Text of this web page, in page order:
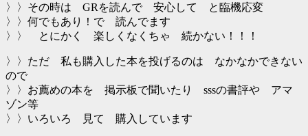
〉〉その時は GRを読んで 安心して と臨機応変
〉〉何でもあり！で 読んでます
〉〉 とにかく 楽しくなくちゃ 続かない！！！
〉〉ただ 私も購入した本を投げるのは なかなかできない
ので
〉〉お薦めの本を 掲示板で聞いたり sssの書評や アマ
ゾン等
〉〉いろいろ 見て 購入しています